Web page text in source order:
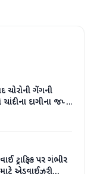
ચોરોની ગેંગની
દાગીના જપ્ત
ટ્રાફિક પર ગંભીર